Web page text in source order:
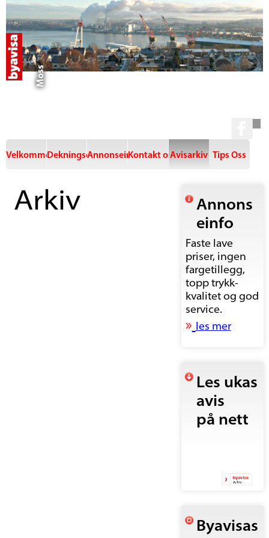
Moss
VelkommenDekningsområde
AnnonseinfoKontakt ossAvisarkiv Tips Oss
Arkiv
Annons
einfo
Faste lave
priser, ingen
fargetillegg,
topp trykk-
kvalitet og god
service.
» les mer
Les ukas
avis
på nett
Byavisas